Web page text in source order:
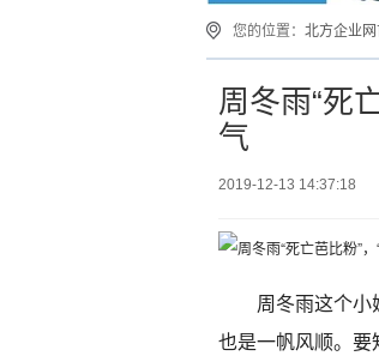
您的位置： 北方企业网
周冬雨“死
气
2019-12-13 14:37:18
周冬雨这个
也是一帆风顺。